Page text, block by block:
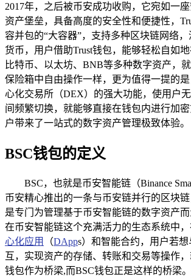
2017年，之后被币安成功收购，它宛如一
资产堡垒，具备高度的安全性和便捷性，
容并包的“大容器”，支持多种区块链网络
货币，用户借助Trust钱包，能够轻松自如
比特币、以太坊、BNB等多种数字资产，
保险箱中自由操作一样，更为值得一提的
心化交易所（DEX）的强大功能，使用户
间频繁切换，就能够直接在钱包内进行加
户带来了一站式的数字资产管理极致体验。
BSC钱包的定义
BSC，也就是币安智能链（Binance
币安精心推出的一条与币安链并行的区块链
是专门为管理基于币安智能链的数字资产而
在币安智能链这个充满活力的生态系统中
心化应用
（DApps）和智能合约，用户若
互，实现资产的存储、转账和交易等操作
钱包作为桥梁,而BSC钱包正是这样的桥梁。